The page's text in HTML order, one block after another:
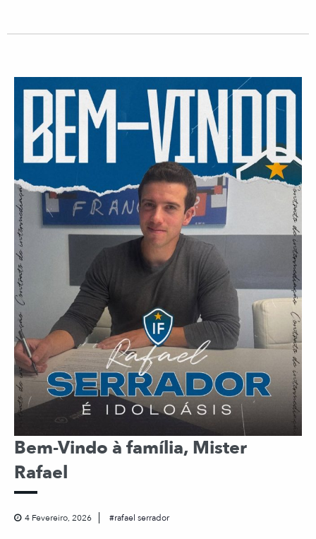
Bem-Vindo à família, Mister
Rafael
4 Fevereiro, 2026 rafael serrador